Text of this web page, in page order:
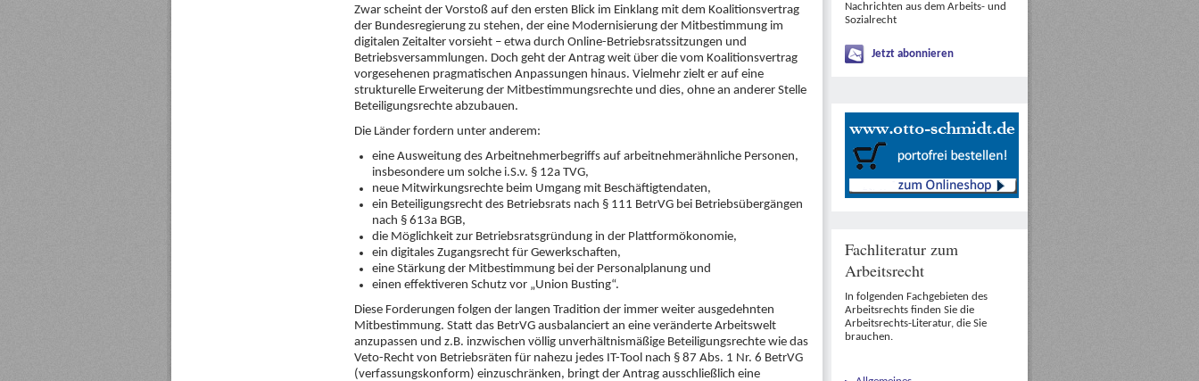
Zwar scheint der Vorstoß auf den ersten Blick im Einklang mit dem Koalitionsvertrag
der Bundesregierung zu stehen, der eine Modernisierung der Mitbestimmung im
digitalen Zeitalter vorsieht – etwa durch Online-Betriebsratssitzungen und
Betriebsversammlungen. Doch geht der Antrag weit über die vom Koalitionsvertrag
vorgesehenen pragmatischen Anpassungen hinaus. Vielmehr zielt er auf eine
strukturelle Erweiterung der Mitbestimmungsrechte und dies, ohne an anderer Stelle
Beteiligungsrechte abzubauen.
Die Länder fordern unter anderem:
eine Ausweitung des Arbeitnehmerbegriffs auf arbeitnehmerähnliche Personen,
insbesondere um solche i.S.v. § 12a TVG,
neue Mitwirkungsrechte beim Umgang mit Beschäftigtendaten,
ein Beteiligungsrecht des Betriebsrats nach § 111 BetrVG bei Betriebsübergängen
nach § 613a BGB,
die Möglichkeit zur Betriebsratsgründung in der Plattformökonomie,
ein digitales Zugangsrecht für Gewerkschaften,
eine Stärkung der Mitbestimmung bei der Personalplanung und
einen effektiveren Schutz vor „Union Busting“.
Diese Forderungen folgen der langen Tradition der immer weiter ausgedehnten
Mitbestimmung. Statt das BetrVG ausbalanciert an eine veränderte Arbeitswelt
anzupassen und z.B. inzwischen völlig unverhältnismäßige Beteiligungsrechte wie das
Veto-Recht von Betriebsräten für nahezu jedes IT-Tool nach § 87 Abs. 1 Nr. 6 BetrVG
(verfassungskonform) einzuschränken, bringt der Antrag ausschließlich eine
Nachrichten aus dem Arbeits- und
Sozialrecht
Jetzt abonnieren
Fachliteratur zum
Arbeitsrecht
In folgenden Fachgebieten des
Arbeitsrechts finden Sie die
Arbeitsrechts-Literatur, die Sie
brauchen.